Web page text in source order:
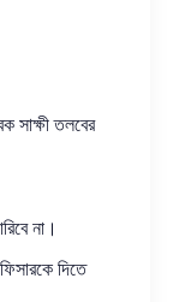
সাক্ষী তলবের
না।
দিতে